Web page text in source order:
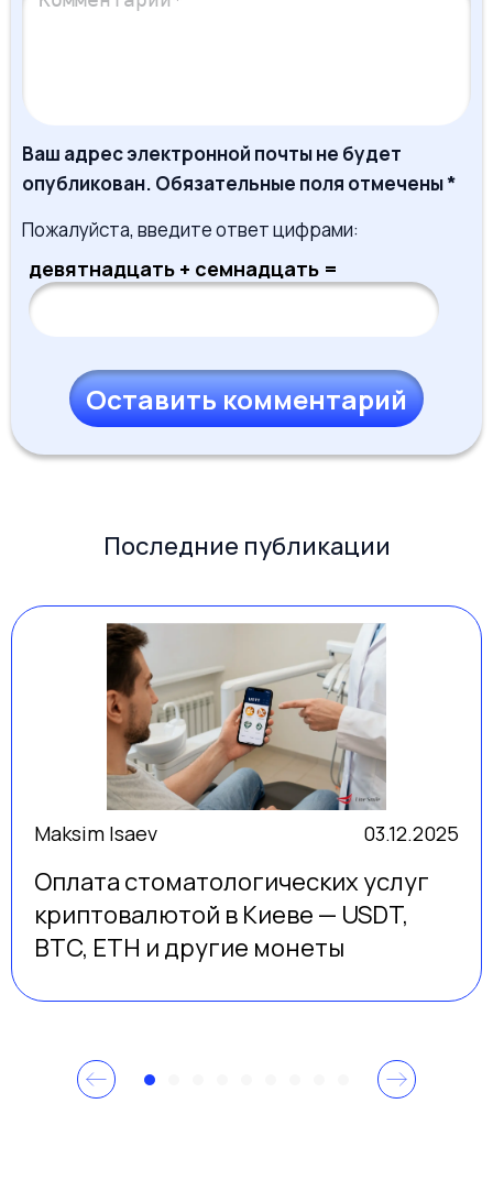
Ваш адрес электронной почты не будет
опубликован. Обязательные поля отмечены *
Пожалуйста, введите ответ цифрами:
девятнадцать + семнадцать =
Последние публикации
Maksim Isaev 15.11.2025
Лечение кисты зуба в Киеве –
методы и профилактика